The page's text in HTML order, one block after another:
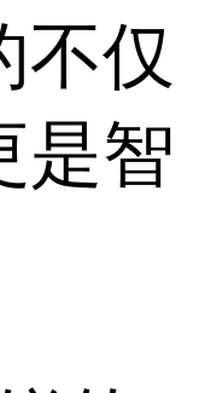
不仅
是智